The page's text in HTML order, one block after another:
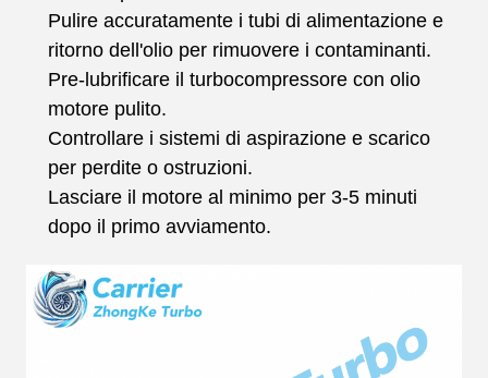
Pulire accuratamente i tubi di alimentazione e
ritorno dell'olio per rimuovere i contaminanti.
Pre-lubrificare il turbocompressore con olio
motore pulito.
Controllare i sistemi di aspirazione e scarico
per perdite o ostruzioni.
Lasciare il motore al minimo per 3-5 minuti
dopo il primo avviamento.